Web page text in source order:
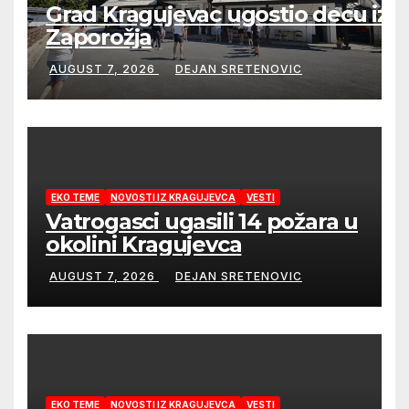
Grad Kragujevac ugostio decu iz
Zaporožja
AUGUST 7, 2026 DEJAN SRETENOVIC
EKO TEME NOVOSTI IZ KRAGUJEVCA VESTI
Vatrogasci ugasili 14 požara u
okolini Kragujevca
AUGUST 7, 2026 DEJAN SRETENOVIC
EKO TEME NOVOSTI IZ KRAGUJEVCA VESTI